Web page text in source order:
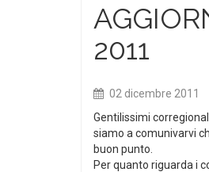
2011
02 dicembre 2011
Gentilissimi
siamo a comunivarvi
buon punto.
Per quanto riguarda i